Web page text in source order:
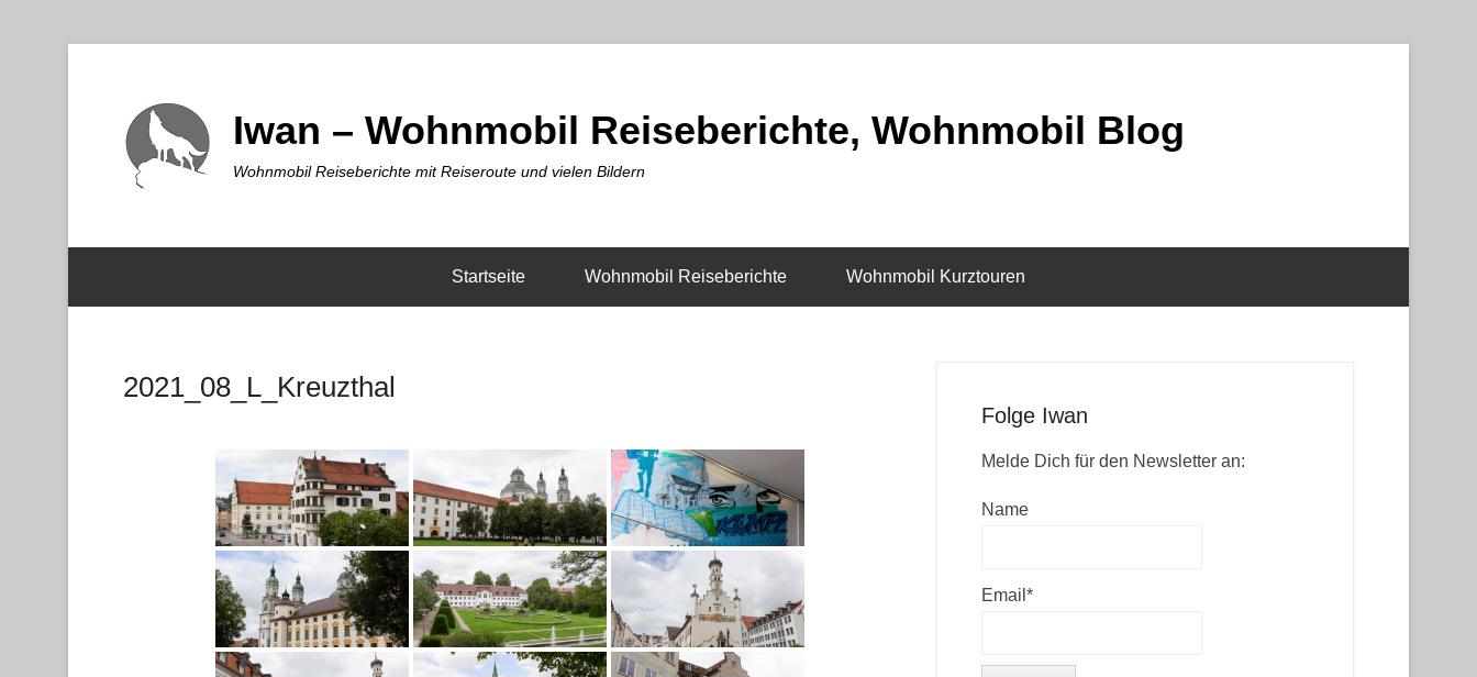
Iwan – Wohnmobil Reiseberichte, Wohnmobil Blog
Wohnmobil Reiseberichte mit Reiseroute und vielen Bildern
Startseite Wohnmobil Reiseberichte Wohnmobil Kurztouren
2021_08_L_Kreuzthal
Folge Iwan
Melde Dich für den Newsletter an:
Name
Email*